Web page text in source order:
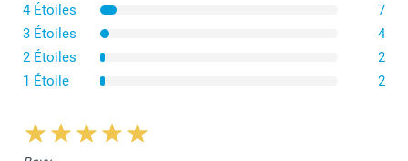
4 Étoiles
7
3 Étoiles
4
2 Étoiles
2
1 Étoile
2